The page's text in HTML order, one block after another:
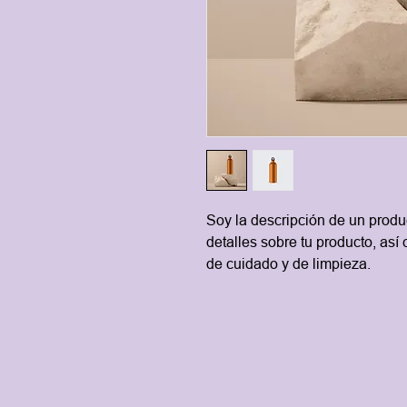
Soy la descripción de un
detalles sobre tu producto, así
de cuidado y de limpieza.